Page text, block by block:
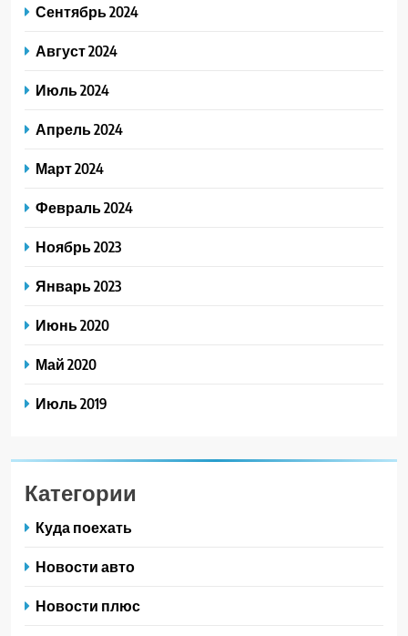
Сентябрь 2024
Август 2024
Июль 2024
Апрель 2024
Март 2024
Февраль 2024
Ноябрь 2023
Январь 2023
Июнь 2020
Май 2020
Июль 2019
Категории
Куда поехать
Новости авто
Новости плюс